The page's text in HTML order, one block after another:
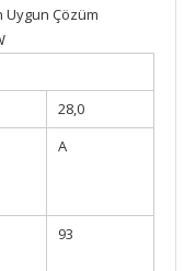
Uygun Çözüm
28,0
A
93